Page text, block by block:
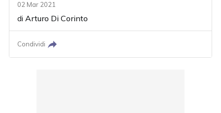
02 Mar 2021
diArturo Di Corinto
Condividi